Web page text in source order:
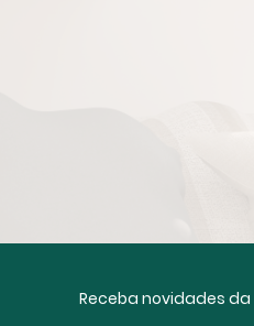
Receba novidades da